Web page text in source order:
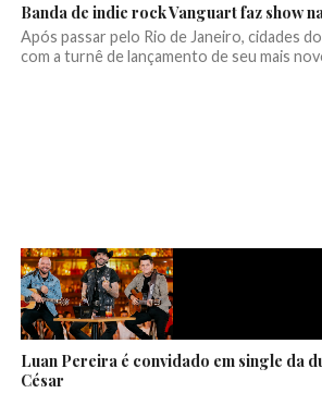
Banda de indie rock Vanguart faz show
Após passar pelo Rio de Janeiro, cidades
com a turnê de lançamento de seu mais
Luan Pereira é convidado em single da
César